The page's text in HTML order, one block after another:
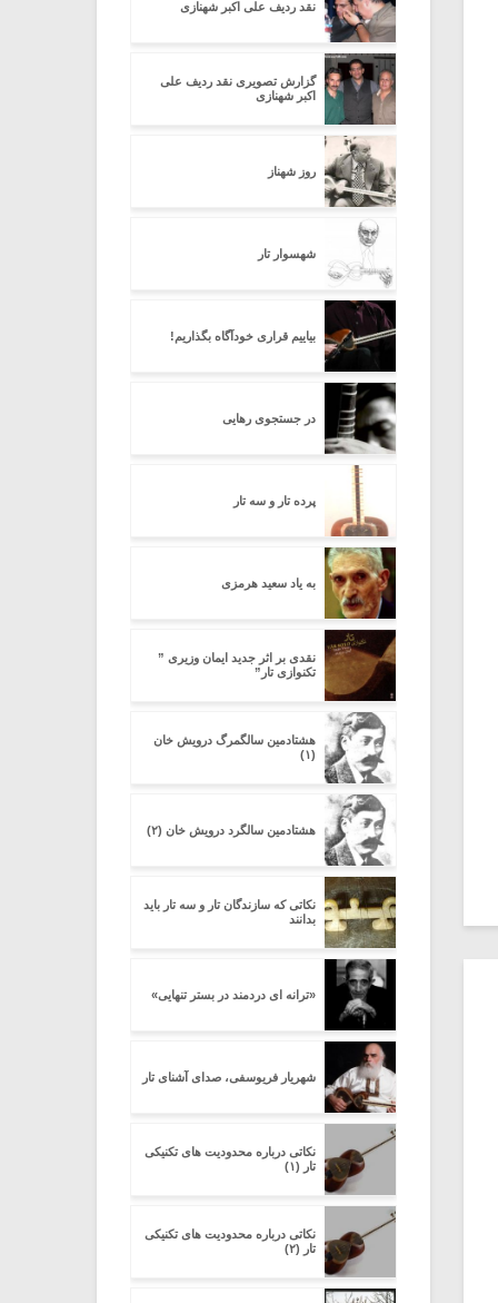
نقد ردیف علی اکبر شهنازی
گزارش تصویری نقد ردیف علی
اکبر شهنازی
روز شهناز
شهسوار تار
بیاییم قراری خودآگاه بگذاریم!
در جستجوی رهایی
پرده تار و سه تار
به یاد سعید هرمزی
نقدی بر اثر جدید ایمان وزیری ”
تکنوازی تار”
هشتادمین سالگمرگ درویش خان
(۱)
هشتادمین سالگرد درویش خان (۲)
نکاتی که سازندگان تار و سه تار باید
بدانند
«ترانه ای دردمند در بستر تنهایی»
شهریار فریوسفی، صدای آشنای تار
نکاتی درباره محدودیت های تکنیکی
تار (۱)
نکاتی درباره محدودیت های تکنیکی
تار (۲)